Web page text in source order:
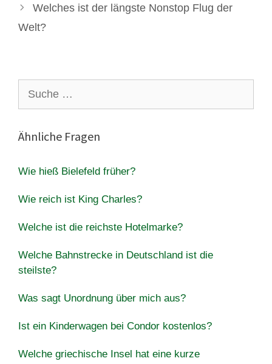
Welches ist der längste Nonstop Flug der
Welt?
nach:
Ähnliche Fragen
Wie hieß Bielefeld früher?
Wie reich ist King Charles?
Welche ist die reichste Hotelmarke?
Welche Bahnstrecke in Deutschland ist die
steilste?
Was sagt Unordnung über mich aus?
Ist ein Kinderwagen bei Condor kostenlos?
Welche griechische Insel hat eine kurze